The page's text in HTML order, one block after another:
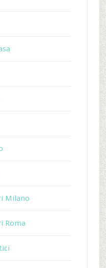
Milano
Roma